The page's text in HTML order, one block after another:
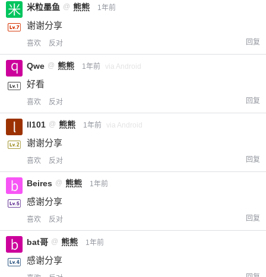
米粒墨鱼 @ 熊熊 1年前
谢谢分享
喜欢 反对 回复
Qwe @ 熊熊 1年前 via Android
好看
喜欢 反对 回复
ll101 @ 熊熊 1年前 via Android
谢谢分享
喜欢 反对 回复
Beires @ 熊熊 1年前
感谢分享
喜欢 反对 回复
bat哥 @ 熊熊 1年前
感谢分享